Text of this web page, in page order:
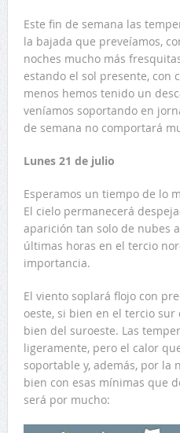
Este fin de semana las
la bajada que preveíamos,
noches mucho más
estando el sol presente, con
menos hemos tenido un
veníamos soportando en
de semana no comportará
Lunes 21 de julio
Esperamos un tiempo de lo
El cielo permanecerá
aparición tan solo de nubes
últimas horas en el tercio
importancia.
El viento soplará flojo con
oeste, si bien en el tercio
bien del suroeste. Las
ligeramente, pero el calor
soportable y, además, por la
bien con esas mínimas que
será por mucho: